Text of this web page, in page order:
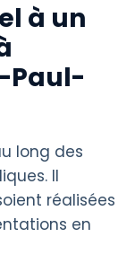
à un
Paul-
long des
Il
réalisées
en